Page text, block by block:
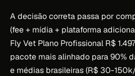
A decisão correta passa por
(fee + mídia + plataforma
Fly Vet Plano Profissional R$
pacote mais alinhado para 90%
e médias brasileiras (R$ 30-